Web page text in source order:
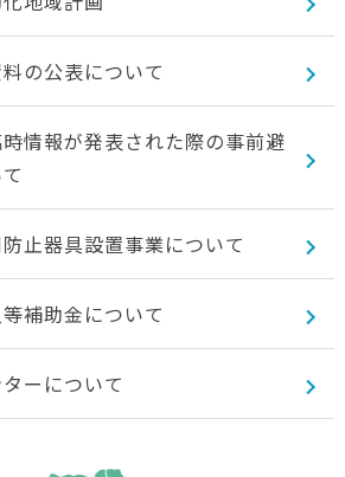
の公表について
情報が発表された際の事前避
止器具設置事業について
補助金について
ーについて